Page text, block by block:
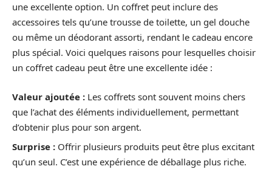
une excellente option. Un coffret peut inclure des
accessoires tels qu’une trousse de toilette, un gel douche
ou même un déodorant assorti, rendant le cadeau encore
plus spécial. Voici quelques raisons pour lesquelles choisir
un coffret cadeau peut être une excellente idée :
Valeur ajoutée : Les coffrets sont souvent moins chers
que l’achat des éléments individuellement, permettant
d’obtenir plus pour son argent.
Surprise : Offrir plusieurs produits peut être plus excitant
qu’un seul. C’est une expérience de déballage plus riche.